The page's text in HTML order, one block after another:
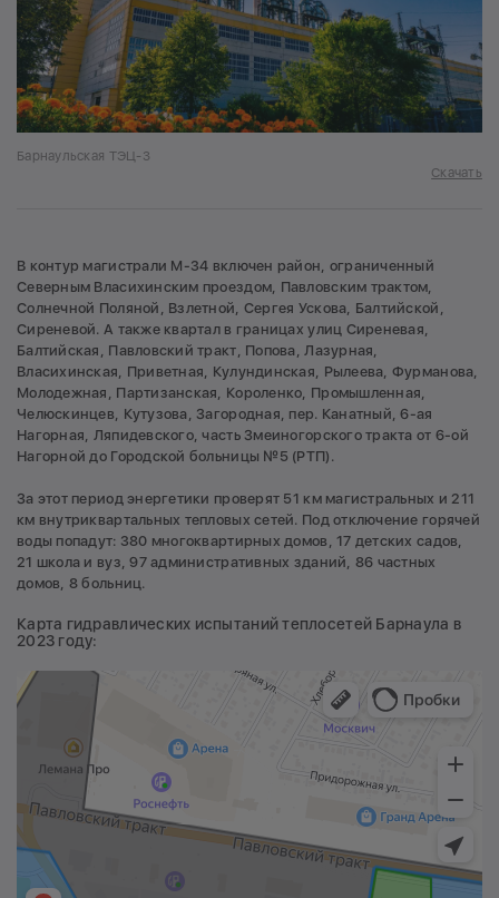
Барнаульская ТЭЦ-3
Скачать
В контур магистрали М-34 включен район, ограниченный
Северным Власихинским проездом, Павловским трактом,
Солнечной Поляной, Взлетной, Сергея Ускова, Балтийской,
Сиреневой. А также квартал в границах улиц Сиреневая,
Балтийская, Павловский тракт, Попова, Лазурная,
Власихинская, Приветная, Кулундинская, Рылеева, Фурманова,
Молодежная, Партизанская, Короленко, Промышленная,
Челюскинцев, Кутузова, Загородная, пер. Канатный, 6-ая
Нагорная, Ляпидевского, часть Змеиногорского тракта от 6-ой
Нагорной до Городской больницы №5 (РТП).
За этот период энергетики проверят 51 км магистральных и 211
км внутриквартальных тепловых сетей. Под отключение горячей
воды попадут: 380 многоквартирных домов, 17 детских садов,
21 школа и вуз, 97 административных зданий, 86 частных
домов, 8 больниц.
Карта гидравлических испытаний теплосетей Барнаула в
2023 году: